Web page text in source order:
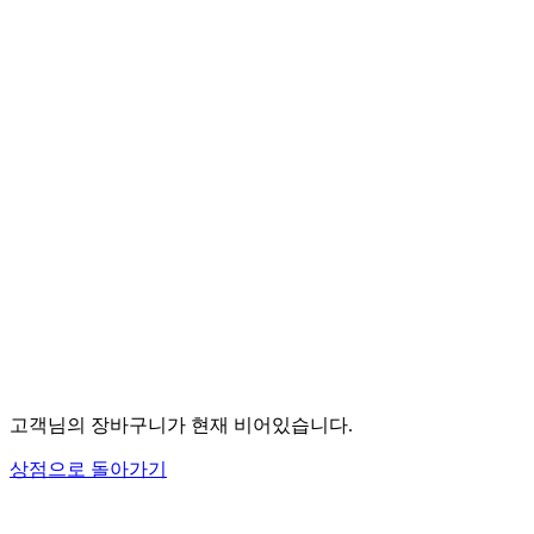
고객님의 장바구니가 현재 비어있습니다.
상점으로 돌아가기